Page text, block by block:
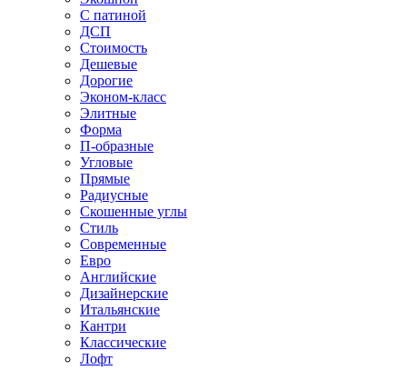
С патиной
ДСП
Стоимость
Дешевые
Дорогие
Эконом-класс
Элитные
Форма
П-образные
Угловые
Прямые
Радиусные
Скошенные углы
Стиль
Современные
Евро
Английские
Дизайнерские
Итальянские
Кантри
Классические
Лофт